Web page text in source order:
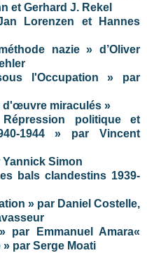
et Gerhard J. Rekel
Lorenzen et Hannes
nazie » d’Oliver
l'Occupation » par
d'œuvre miraculés »
politique et
1944 » par Vincent
Simon
bals clandestins 1939-
» par Daniel Costelle,
Emmanuel Amara«
par Serge Moati